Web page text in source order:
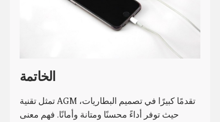
الخاتمة
تمثل تقنية AGM تقدمًا كبيرًا في تصميم البطاريات،
حيث توفر أداءً محسنًا ومتانة وأمانًا. فهم معنى